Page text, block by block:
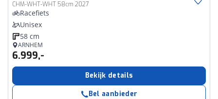
CHM-WHT-WHT 58cm 2027
Racefiets
Unisex
58 cm
ARNHEM
6.999,-
Bekijk details
Bel aanbieder